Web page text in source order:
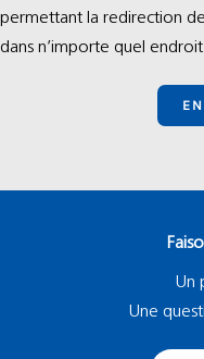
permettant la redirection
dans n’importe quel
Un
Une